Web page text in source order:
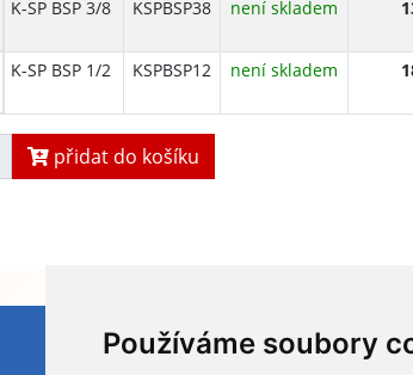
Používáme soubory
K-SP BSP 3/8 KSPBSP38 není skladem
K-SP BSP 1/2 KSPBSP12 není skladem
přidat do košíku
HYDAPRESS CZ s.r.o.